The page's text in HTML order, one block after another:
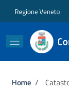
Regione Veneto
Briciole
Home /